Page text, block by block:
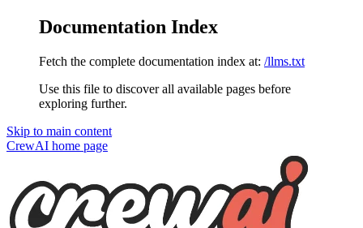
Documentation Index
Fetch the complete documentation index at: /llms.txt
Use this file to discover all available pages before
exploring further.
Skip to main content
CrewAI home page